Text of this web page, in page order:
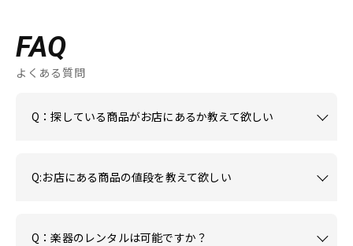
FAQ
よくある質問
Q：探している商品がお店にあるか教えて欲しい
Q:お店にある商品の値段を教えて欲しい
Q：楽器のレンタルは可能ですか？